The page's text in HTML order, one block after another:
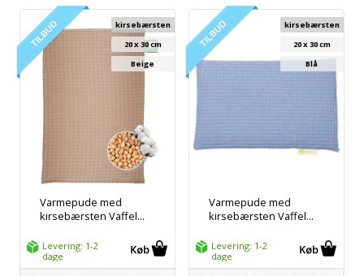
Varmepude med
kirsebærsten Vaffel...
kirsebærsten
20 x 30 cm
Beige
Levering: 1-2
dage
Varmepude med
kirsebærsten Vaffel...
kirsebærsten
20 x 30 cm
Blå
Levering: 1-2
dage